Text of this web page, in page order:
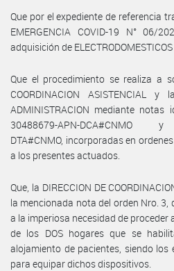
Que por el expediente de referencia
EMERGENCIA COVID-19 N° 06/
adquisición de ELECTRODOMESTICOS
Que el procedimiento se realiza a
COORDINACION ASISTENCIAL y
ADMINISTRACION mediante notas
30488679-APN-DCA#CNMO y
DTA#CNMO, incorporadas en
a los presentes actuados.
Que, la DIRECCION DE
la mencionada nota del orden Nro. 3,
a la imperiosa necesidad de
de los DOS hogares que se
alojamiento de pacientes, siendo los
para equipar dichos dispositivos.